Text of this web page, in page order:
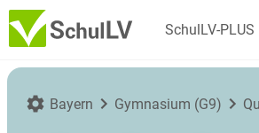
SchulLV-PLUS
Bayern Gymnasium (G9)